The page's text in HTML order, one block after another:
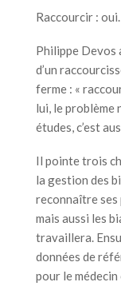
Raccourcir :
Philippe Devos
d’un
ferme : «
lui, le problème
études, c’est
Il pointe trois
la gestion des
reconnaître ses
mais aussi les
travaillera.
données de
pour le médecin